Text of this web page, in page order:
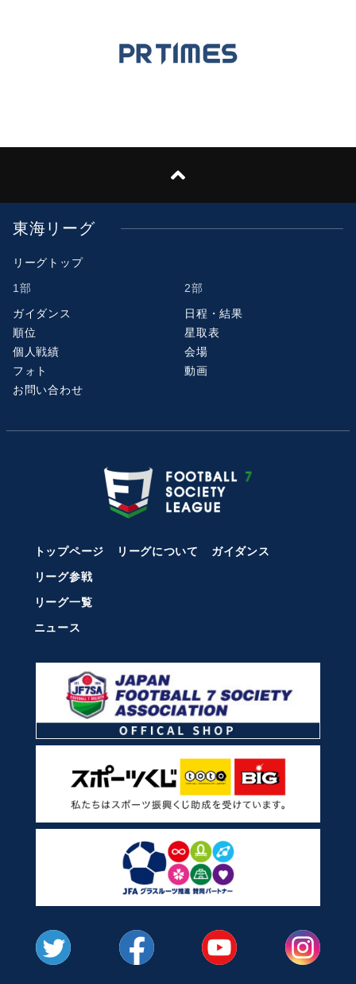
東海リーグ
リーグトップ
1部
2部
ガイダンス
日程・結果
順位
星取表
個人戦績
会場
フォト
動画
お問い合わせ
トップページ リーグについて
ガイダンス
リーグ参戦
リーグ一覧
ニュース